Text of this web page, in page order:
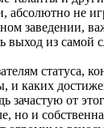
абсолютно не
заведении,
выход из самой
статуса,
и каких
зачастую от
но и